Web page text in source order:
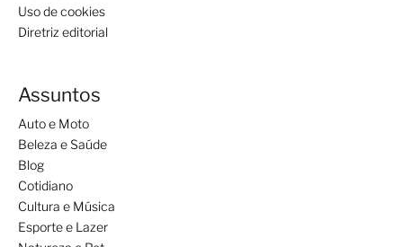
Uso de cookies
Diretriz editorial
Assuntos
Auto e Moto
Beleza e Saúde
Blog
Cotidiano
Cultura e Música
Esporte e Lazer